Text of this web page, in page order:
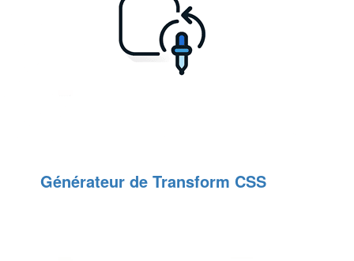
Générateur de Transform CSS